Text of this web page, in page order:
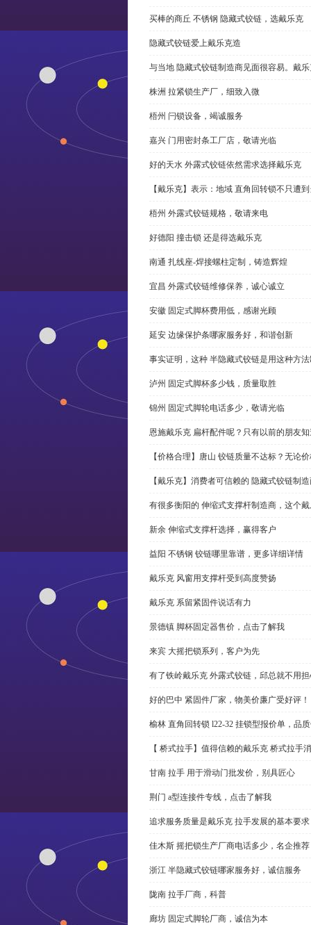
买棒的商丘 不锈钢 隐藏式铰链，选戴乐克
隐藏式铰链爱上戴乐克造
与当地 隐藏式铰链制造商见面很容易。戴
株洲 拉紧锁生产厂，细致入微
梧州 闩锁设备，竭诚服务
嘉兴 门用密封条工厂店，敬请光临
好的天水 外露式铰链依然需求选择戴乐克
【戴乐克】表示：地域 直角回转锁不只遭
梧州 外露式铰链规格，敬请来电
好德阳 撞击锁 还是得选戴乐克
南通 扎线座-焊接螺柱定制，铸造辉煌
宜昌 外露式铰链维修保养，诚心诚立
安徽 固定式脚杯费用低，感谢光顾
延安 边缘保护条哪家服务好，和谐创新
事实证明，这种 半隐藏式铰链是用这种方
泸州 固定式脚杯多少钱，质量取胜
锦州 固定式脚轮电话多少，敬请光临
恩施戴乐克 扁杆配件呢？只有以前的朋友
【价格合理】唐山 铰链质量不达标？无论
【戴乐克】消费者可信赖的 隐藏式铰链制
有很多衡阳的 伸缩式支撑杆制造商，这个
新余 伸缩式支撑杆选择，赢得客户
益阳 不锈钢 铰链哪里靠谱，更多详细详情
戴乐克 风窗用支撑杆受到高度赞扬
戴乐克 系留紧固件说话有力
景德镇 脚杯固定器售价，点击了解我
来宾 大摇把锁系列，客户为先
有了铁岭戴乐克 外露式铰链，邱总就不用
好的巴中 紧固件厂家，物美价廉广受好评！
榆林 直角回转锁 l22-32 挂锁型报价单，品
【 桥式拉手】值得信赖的戴乐克 桥式拉手
甘南 拉手 用于滑动门批发价，别具匠心
荆门 a型连接件专线，点击了解我
追求服务质量是戴乐克 拉手发展的基本要求
佳木斯 摇把锁生产厂商电话多少，名企推荐
浙江 半隐藏式铰链哪家服务好，诚信服务
陇南 拉手厂商，科普
廊坊 固定式脚轮厂商，诚信为本